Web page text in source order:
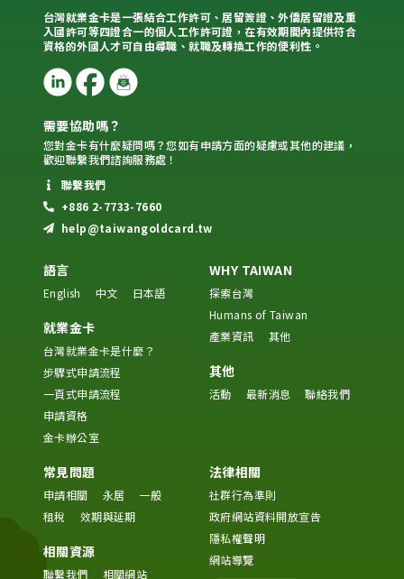
台灣就業金卡是一張結合工作許可、居留簽證、外僑居留證及重
入國許可等四證合一的個人工作許可證，在有效期間內提供符合
資格的外國人才可自由尋職、就職及轉換工作的便利性。
需要協助嗎？
您對金卡有什麼疑問嗎？您如有申請方面的疑慮或其他的建議，
歡迎聯繫我們諮詢服務處！
聯繫我們
+886 2-7733-7660
help@taiwangoldcard.tw
語言
English 中文 日本語
就業金卡
台灣就業金卡是什麼？
步驟式申請流程
一頁式申請流程
申請資格
金卡辦公室
WHY TAIWAN
探索台灣
Humans of Taiwan
產業資訊
其他
其他
活動 最新消息 聯絡我們
常見問題
申請相關 永居
一般
租稅
效期與延期
相關資源
聯繫我們 相關網站
法律相關
社群行為準則
政府網站資料開放宣告
隱私權聲明
網站導覽